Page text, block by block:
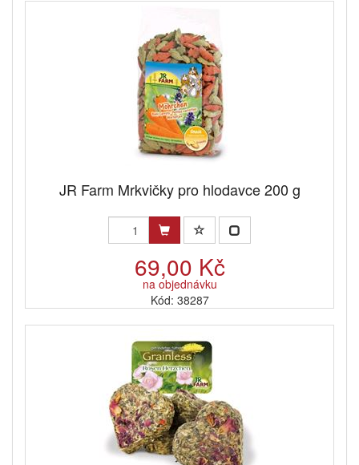
JR Farm Mrkvičky pro hlodavce 200 g
69,00 Kč
na objednávku
Kód: 38287